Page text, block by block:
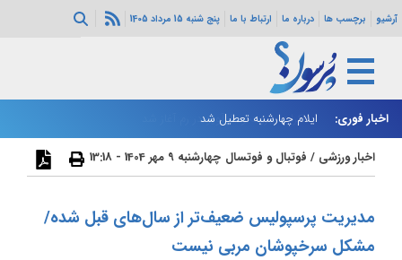
آرشیو برچسب ها درباره ما ارتباط با ما پنج شنبه 15 مرداد 1405
اخبار فوری: ایلام چهارشنبه تعطیل شد
اخبار ورزشی / فوتبال و فوتسال چهارشنبه 9 مهر 1404 - 13:18
مدیریت پرسپولیس ضعیف‌تر از سال‌های قبل شده/
مشکل سرخپوشان مربی نیست